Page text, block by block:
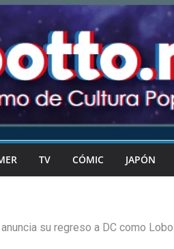
TV CÓMIC JAPÓN
su regreso a DC como Lobo